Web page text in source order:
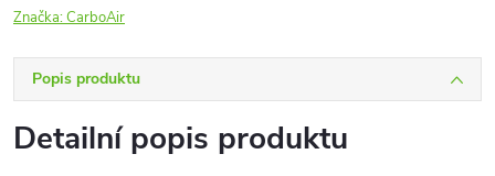
Značka:CarboAir
Popis produktu
Detailní popis produktu